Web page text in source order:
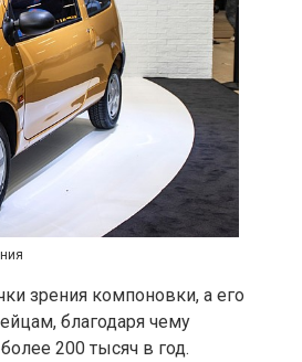
зрения компоновки, а его
благодаря чему
200 тысяч в год.